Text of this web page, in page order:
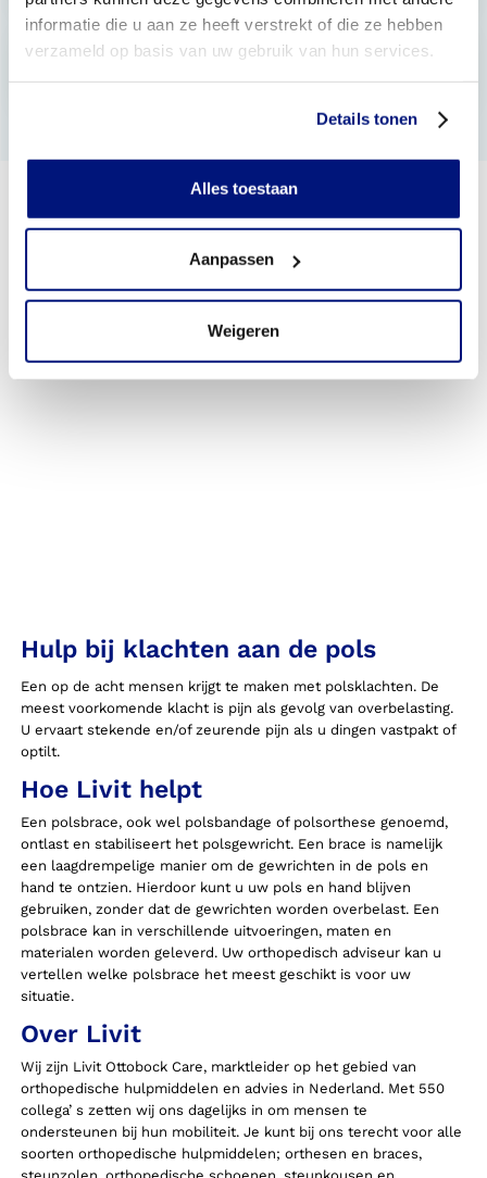
informatie die u aan ze heeft verstrekt of die ze hebben
verzameld op basis van uw gebruik van hun services.
Details tonen
Alles toestaan
Aanpassen
Weigeren
Hulp bij klachten aan de pols
Een op de acht mensen krijgt te maken met polsklachten. De
meest voorkomende klacht is pijn als gevolg van overbelasting.
U ervaart stekende en/of zeurende pijn als u dingen vastpakt of
optilt.
Hoe Livit helpt
Een polsbrace, ook wel polsbandage of polsorthese genoemd,
ontlast en stabiliseert het polsgewricht. Een brace is namelijk
een laagdrempelige manier om de gewrichten in de pols en
hand te ontzien. Hierdoor kunt u uw pols en hand blijven
gebruiken, zonder dat de gewrichten worden overbelast. Een
polsbrace kan in verschillende uitvoeringen, maten en
materialen worden geleverd. Uw orthopedisch adviseur kan u
vertellen welke polsbrace het meest geschikt is voor uw
situatie.
Over Livit
Wij zijn Livit Ottobock Care, marktleider op het gebied van
orthopedische hulpmiddelen en advies in Nederland. Met 550
collega’ s zetten wij ons dagelijks in om mensen te
ondersteunen bij hun mobiliteit. Je kunt bij ons terecht voor alle
soorten orthopedische hulpmiddelen; orthesen en braces,